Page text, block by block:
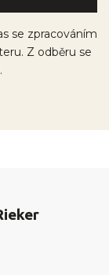
se zpracováním
Z odběru se